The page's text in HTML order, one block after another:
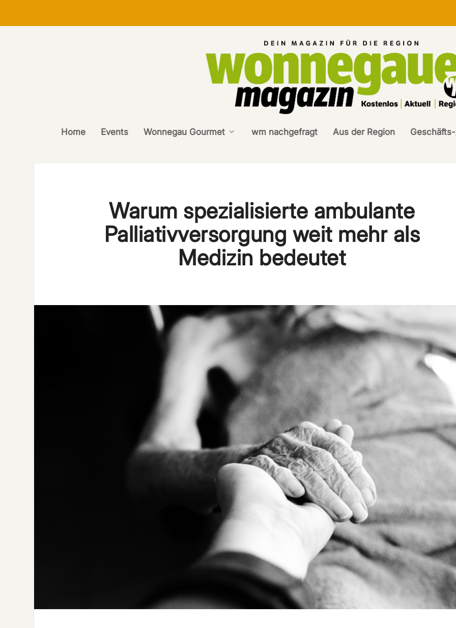
Home Events Wonnegau Gourmet wm nachgefragt Aus der Region
Warum spezialisierte ambulante
Palliativversorgung weit mehr als
Medizin bedeutet